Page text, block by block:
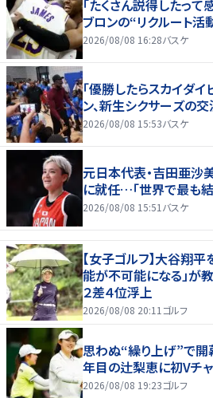
「たくさん説得したって
ブロンの“リクルート活
2026/08/08 16:28バスケ
「優勝したらスカイダ
ン、新生シクサーズの
2026/08/08 15:53バスケ
元日本代表・吉田亜沙
に就任…「世界で最も
2026/08/08 15:51 バスケ
【女子ゴルフ】大谷翔
能が不可能になる」
２差４位浮上
2026/08/08 20:11 ゴルフ
思わぬ“繰り上げ”で
年目の辻梨恵に初Vチ
2026/08/08 19:23ゴルフ